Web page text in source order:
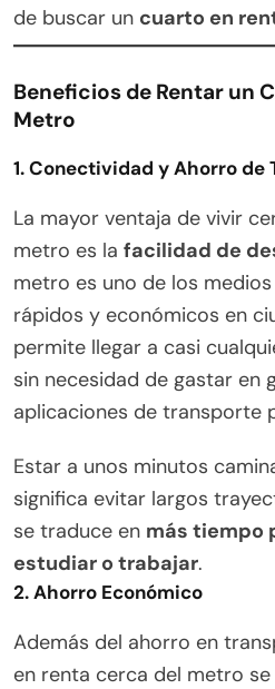
de buscar un cuarto en
Beneficios de Rentar un
Metro
1.Conectividad y Ahorro de
La mayor ventaja de vivir
metro es la facilidad de
metro es uno de los
rápidos y económicos en
permite llegar a casi
sin necesidad de gastar en
aplicaciones de transporte
Estar a unos minutos
significa evitar largos
se traduce en más tiempo
estudiar o trabajar.
2.Ahorro Económico
Además del ahorro en
en renta cerca del metro